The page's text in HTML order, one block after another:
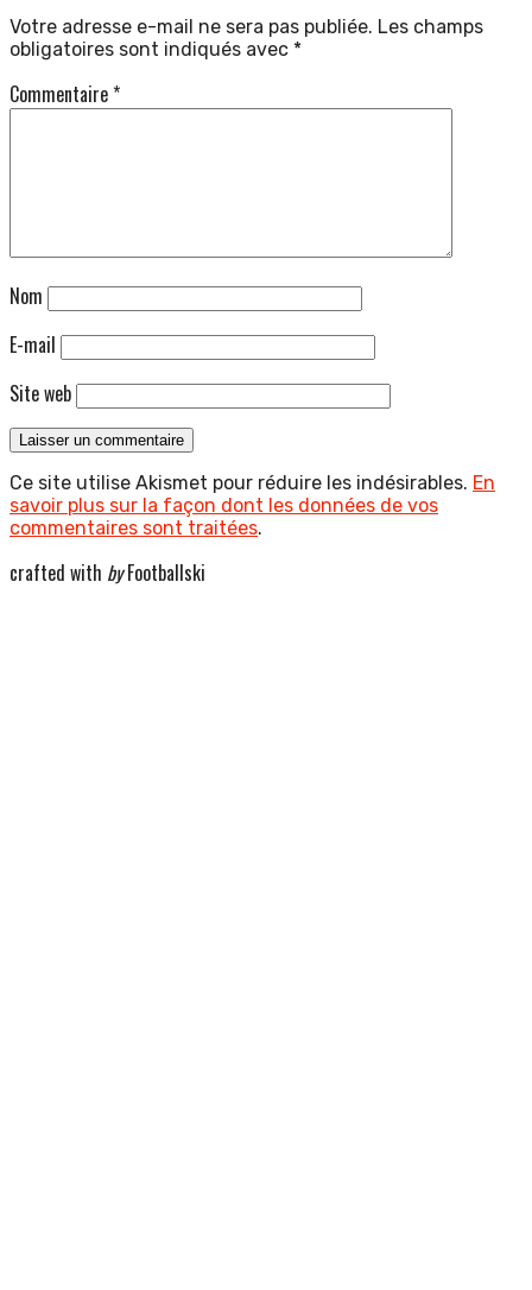
Votre adresse e-mail ne sera pas publiée. Les champs
obligatoires sont indiqués avec *
Commentaire*
Nom
E-mail
Site web
Ce site utilise Akismet pour réduire les indésirables. En
savoir plus sur la façon dont les données de vos
commentaires sont traitées.
crafted with byFootballski